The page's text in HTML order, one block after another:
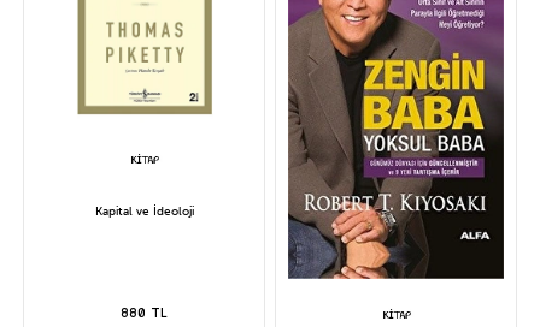
Kapital ve İdeoloji
880 TL